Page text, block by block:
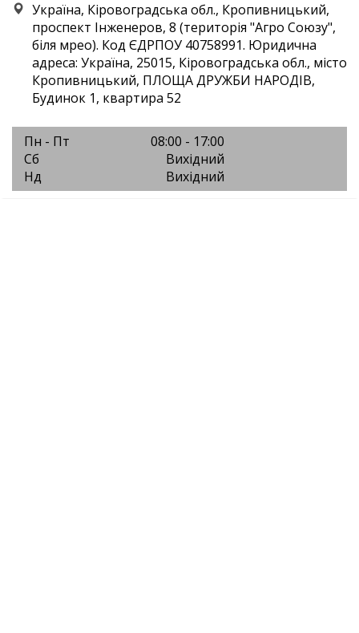
Україна, Кіровоградська обл., Кропивницький,
проспект Інженеров, 8 (територія "Агро Союзу",
біля мрео). Код ЄДРПОУ 40758991. Юридична
адреса: Україна, 25015, Кіровоградська обл., місто
Кропивницький, ПЛОЩА ДРУЖБИ НАРОДІВ,
Будинок 1, квартира 52
Пн - Пт
08:00 - 17:00
Сб
Вихідний
Нд
Вихідний